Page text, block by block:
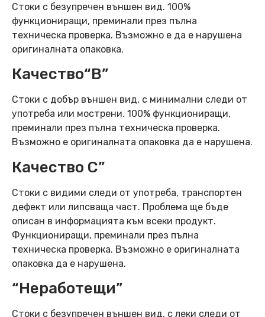
Стоки с безупречен външен вид. 100%
функциониращи, преминали през пълна
техническа проверка. Възможно е да е нарушена
оригиналната опаковка.
Качество“B”
Стоки с добър външен вид, с минимални следи от
употреба или мострени. 100% функциониращи,
преминали през пълна техническа проверка.
Възможно е оригиналната опаковка да е нарушена.
Качество C”
Стоки с видими следи от употреба, транспортен
дефект или липсваща част. Проблема ще бъде
описан в информацията към всеки продукт.
Функциониращи, преминали през пълна
техническа проверка. Възможно е оригиналната
опаковка да е нарушена.
“Неработещи”
Стоки с безупречен външен вид, с леки следи от